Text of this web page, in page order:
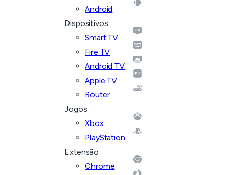
Android
Dispositivos
Smart TV
Fire TV
Android TV
Apple TV
Router
Jogos
Xbox
PlayStation
Extensão
Chrome